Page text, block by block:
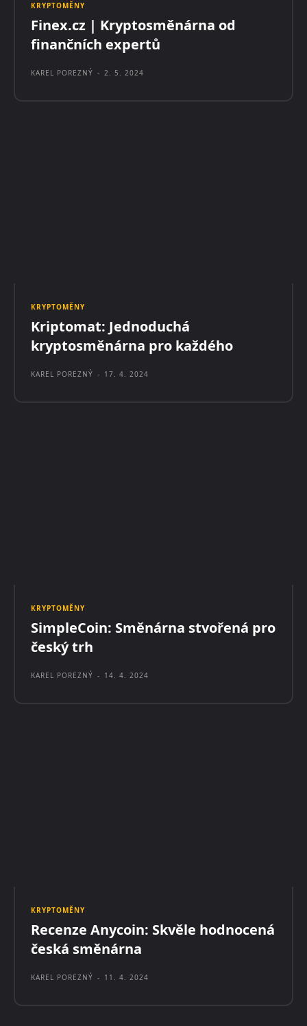
KRYPTOMĚNY
Finex.cz | Kryptosměnárna od
finančních expertů
KAREL POREZNÝ - 2. 5. 2024
KRYPTOMĚNY
Kriptomat: Jednoduchá
kryptosměnárna pro každého
KAREL POREZNÝ - 17. 4. 2024
KRYPTOMĚNY
SimpleCoin: Směnárna stvořená pro
český trh
KAREL POREZNÝ - 14. 4. 2024
KRYPTOMĚNY
Recenze Anycoin: Skvěle hodnocená
česká směnárna
KAREL POREZNÝ - 11. 4. 2024